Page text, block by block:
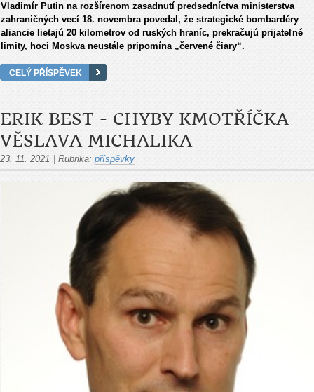
Vladimír Putin na rozšírenom zasadnutí predsedníctva ministerstva
zahraničných vecí 18. novembra povedal, že strategické bombardéry
aliancie lietajú 20 kilometrov od ruských hraníc, prekračujú prijateľné
limity, hoci Moskva neustále pripomína „červené čiary“.
CELÝ PŘÍSPĚVEK
ERIK BEST - CHYBY KMOTŘÍČKA
VĚSLAVA MICHALIKA
23. 11. 2021 Rubrika: příspěvky